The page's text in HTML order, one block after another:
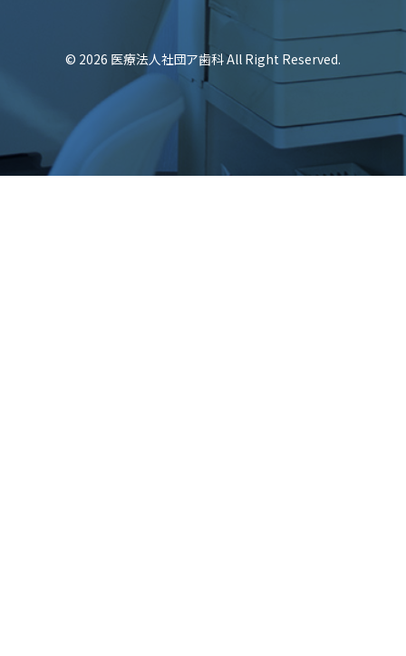
© 2026 医療法人社団ア歯科 All Right Reserved.